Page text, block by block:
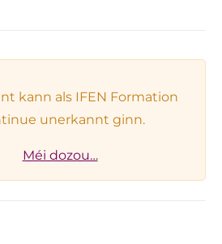
kann als IFEN Formation
unerkannt ginn.
Méi dozou…